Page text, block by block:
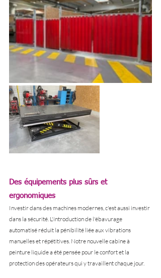
Des équipements plus sûrs et
ergonomiques
Investir dans des machines modernes, c'est aussi investir
dans la sécurité. L'introduction de l'ébavurage
automatisé réduit la pénibilité liée aux vibrations
manuelles et répétitives. Notre nouvelle cabine à
peinture liquide a été pensée pour le confort et la
protection des opérateurs qui y travaillent chaque jour.